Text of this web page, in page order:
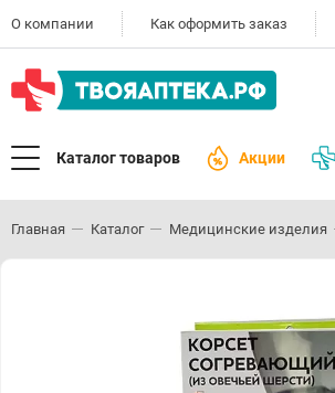
О компании Как оформить заказ
Каталог товаров Акции
Главная Каталог Медицинские изделия